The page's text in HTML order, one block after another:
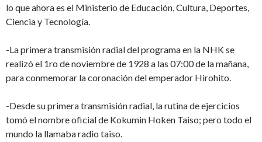
lo que ahora es el Ministerio de Educación, Cultura, Deportes,
Ciencia y Tecnología.
-La primera transmisión radial del programa en la NHK se
realizó el 1ro de noviembre de 1928 a las 07:00 de la mañana,
para conmemorar la coronación del emperador Hirohito.
-Desde su primera transmisión radial, la rutina de ejercicios
tomó el nombre oficial de Kokumin Hoken Taiso; pero todo el
mundo la llamaba radio taiso.